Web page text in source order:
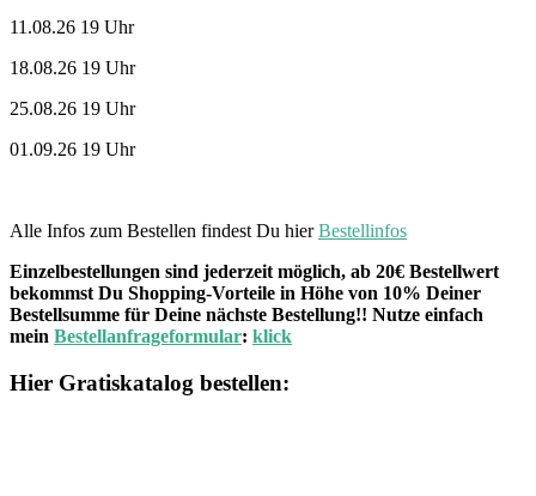
11.08.26 19 Uhr
18.08.26 19 Uhr
25.08.26 19 Uhr
01.09.26 19 Uhr
Alle Infos zum Bestellen findest Du hierBestellinfos
Einzelbestellungen sind jederzeit möglich, ab 20€ Bestellwert
bekommst Du Shopping-Vorteile in Höhe von 10% Deiner
Bestellsumme für Deine nächste Bestellung!! Nutze einfach
mein Bestellanfrageformular: klick
Hier Gratiskatalog bestellen: